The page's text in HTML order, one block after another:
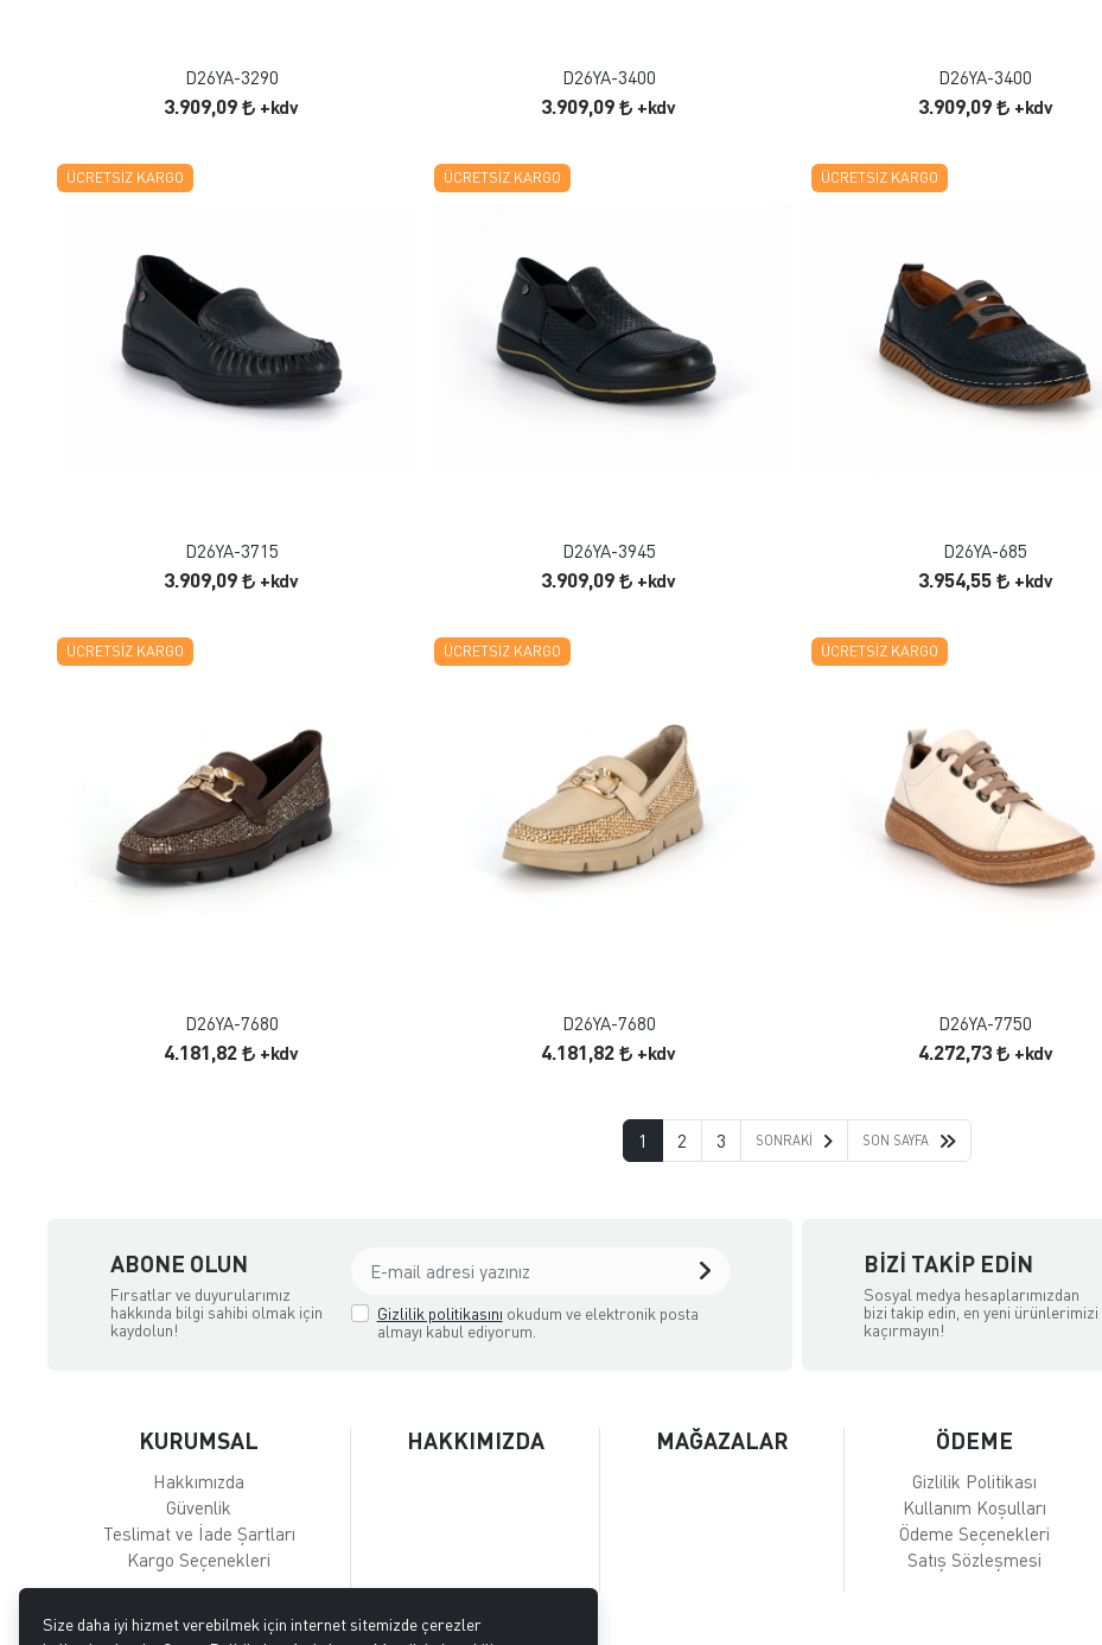
D26YA-3290
3.909,09 +kdv
D26YA-3400
3.909,09 +kdv
D26YA-3400
3.909,09 +kdv
ÜCRETSIZ KARGO
D26YA-3715
3.909,09 +kdv
ÜCRETSIZ KARGO
D26YA-3945
3.909,09 +kdv
ÜCRETSIZ KARGO
D26YA-685
3.954,55 +kdv
ÜCRETSIZ KARGO
D26YA-7680
4.181,82 +kdv
ÜCRETSIZ KARGO
D26YA-7680
4.181,82 +kdv
ÜCRETSIZ KARGO
D26YA-7750
4.272,73 +kdv
1 2 3 SONRAKI SON SAYFA
ABONE OLUN
Fırsatlar ve duyurularımız
hakkında bilgi sahibi olmak için
kaydolun!
Gizlilik politikasını okudum ve elektronik posta
almayı kabul ediyorum.
BIZI TAKIP EDIN
Sosyal medya hesaplarımızdan
bizi takip edin, en yeni ürünlerimizi
kaçırmayın!
KURUMSAL
Hakkımızda
Güvenlik
Teslimat ve İade Şartları
Kargo Seçenekleri
HAKKIMIZDA MAĞAZALAR ÖDEME
Gizlilik Politikası
Kullanım Koşulları
Ödeme Seçenekleri
Satış Sözleşmesi
Size daha iyi hizmet verebilmek için internet sitemizde çerezler